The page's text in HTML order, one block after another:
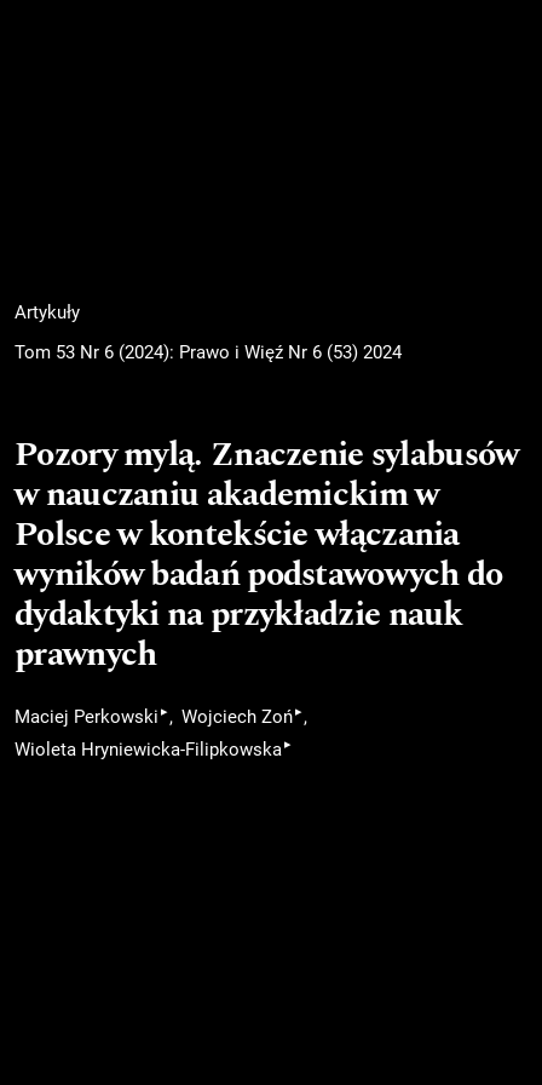
Artykuły
Tom 53 Nr 6 (2024): Prawo i Więź Nr 6 (53) 2024
Pozory mylą. Znaczenie sylabusów
w nauczaniu akademickim w
Polsce w kontekście włączania
wyników badań podstawowych do
dydaktyki na przykładzie nauk
prawnych
Maciej Perkowski ▸ Wojciech Zoń▸
Wioleta Hryniewicka-Filipkowska▸